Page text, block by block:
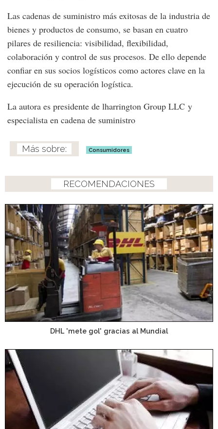
Las cadenas de suministro más exitosas de la industria de
bienes y productos de consumo, se basan en cuatro
pilares de resiliencia: visibilidad, flexibilidad,
colaboración y control de sus procesos. De ello depende
confiar en sus socios logísticos como actores clave en la
ejecución de su operación logística.
La autora es presidente de lharrington Group LLC y
especialista en cadena de suministro
Consumidores
RECOMENDACIONES
DHL 'mete gol' gracias al Mundial